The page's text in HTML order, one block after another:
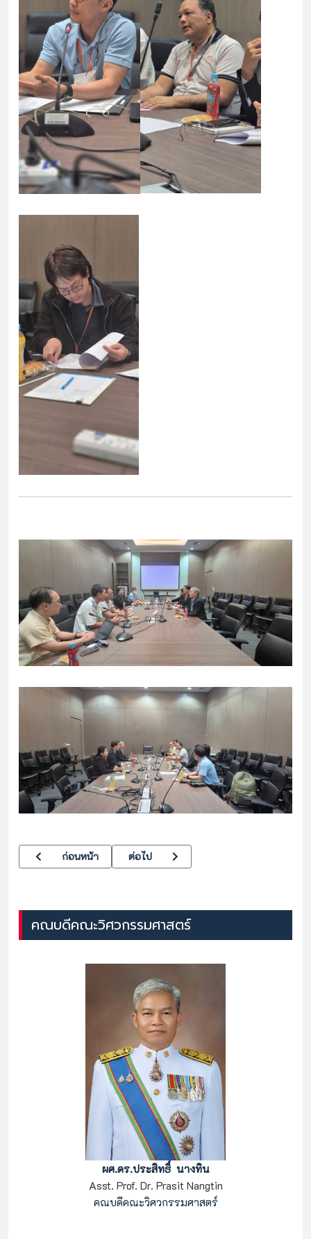
เนื้อหาก่อนหน้า: คณะวิศวกรรมศาสตร์ จับมือพันธมิตร เดินหน้าจัดตั้
ก่อนหน้า เนื้อหาถัดไป: รศ.ดร.อนุชาติ ศรีศิริวัฒน์ รอง
ต่อไป
คณบดีคณะวิศวกรรมศาสตร์
ผศ.ดร.ประสิทธิ์ นางทิน
Asst. Prof. Dr. Prasit Nangtin
คณบดีคณะวิศวกรรมศาสตร์